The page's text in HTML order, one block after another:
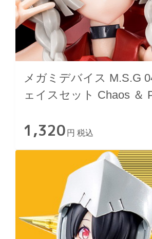
メガミデバイス M.S.G
ェイスセット Chaos ＆
1,320 円 税込